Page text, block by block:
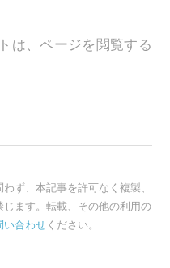
は、ページを閲覧する
ず、本記事を許可なく複製、
ます。転載、その他の利用の
い合わせ ください。